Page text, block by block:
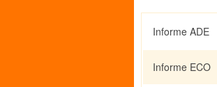
Informe ADE
Informe ECO